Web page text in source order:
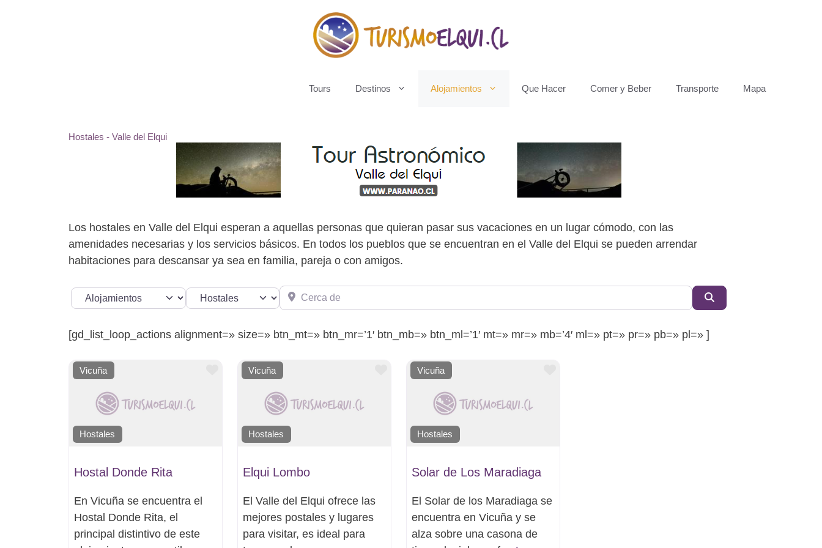
Tours Destinos Alojamientos Que Hacer Comer y Beber Transporte Mapa
Hostales - Valle del Elqui
Los hostales en Valle del Elqui esperan a aquellas personas que quieran pasar sus vacaciones en un lugar cómodo, con las
amenidades necesarias y los servicios básicos. En todos los pueblos que se encuentran en el Valle del Elqui se pueden arrendar
habitaciones para descansar ya sea en familia, pareja o con amigos.
Seleccionar el formulario de búsqueda
Categoria Cerca de
[gd_list_loop_actions alignment=» size=» btn_mt=» btn_mr=’1′ btn_mb=» btn_ml=’1′ mt=» mr=» mb=’4′ ml=» pt=» pr=» pb=» pl=» ]
Vicuña
Hostales
Favorito
Hostal Donde Rita
En Vicuña se encuentra el
Hostal Donde Rita, el
principal distintivo de este
Vicuña
Hostales
Favorito
Elqui Lombo
El Valle del Elqui ofrece las
mejores postales y lugares
para visitar, es ideal para
Vicuña
Hostales
Solar de Los Maradiaga
El Solar de los Maradiaga se
encuentra en Vicuña y se
alza sobre una casona de